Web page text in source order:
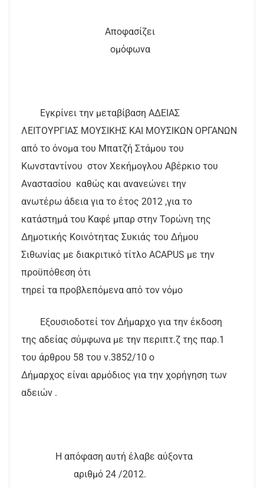
Αποφασίζει
ομόφωνα
Εγκρίνει την μεταβίβαση ΑΔΕΙΑΣ
ΛΕΙΤΟΥΡΓΙΑΣ ΜΟΥΣΙΚΗΣ ΚΑΙ ΜΟΥΣΙΚΩΝ ΟΡΓΑΝΩΝ
από το όνομα του Μπατζή Στάμου του
Κωνσταντίνου στον Χεκήμογλου Αβέρκιο του
Αναστασίου καθώς και ανανεώνει την
ανωτέρω άδεια για το έτος 2012 ,για το
κατάστημά του Καφέ μπαρ στην Τορώνη της
Δημοτικής Κοινότητας Συκιάς του Δήμου
Σιθωνίας με διακριτικό τίτλο ACAPUS με την
προϋπόθεση ότι
τηρεί τα προβλεπόμενα από τον νόμο
Εξουσιοδοτεί τον Δήμαρχο για την έκδοση
της αδείας σύμφωνα με την περιπτ.ζ της παρ.1
του άρθρου 58 του ν.3852/10 ο
Δήμαρχος είναι αρμόδιος για την χορήγηση των
αδειών .
Η απόφαση αυτή έλαβε αύξοντα
αριθμό 24 /2012.